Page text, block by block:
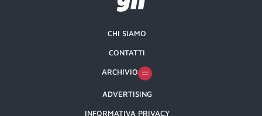
CHI SIAMO
CONTATTI
ARCHIVIO
ADVERTISING
INFORMATIVA PRIVACY